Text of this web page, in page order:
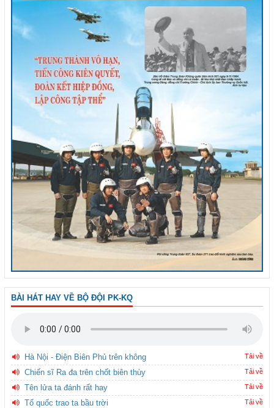
BÀI HÁT HAY VỀ BỘ ĐỘI PK-KQ
Hà Nội - Điện Biên Phủ trên không Tải về
Chiến sĩ Ra đa trên chốt biên thùy Tải về
Tên lửa ta đánh rất hay Tải về
Tổ quốc trao ta bầu trời Tải về